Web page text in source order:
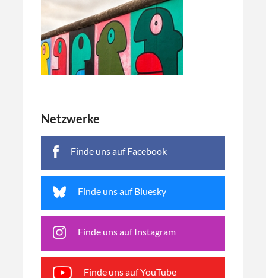
Netzwerke
Finde uns auf Facebook
Finde uns auf Bluesky
Finde uns auf Instagram
Finde uns auf YouTube